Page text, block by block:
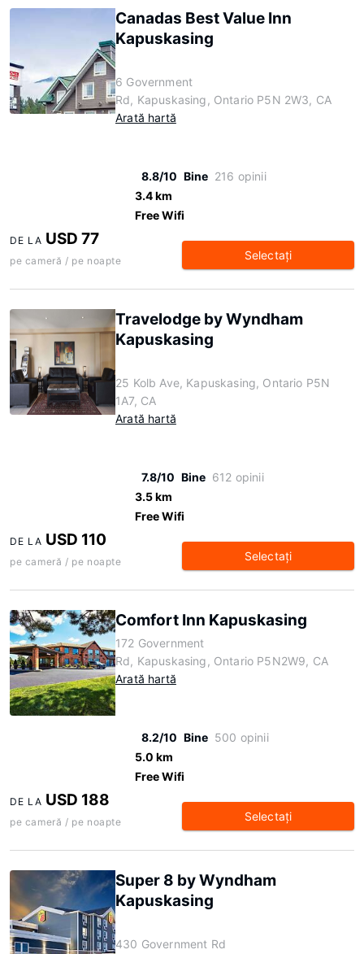
Canadas Best Value Inn
Kapuskasing
6 Government
Rd, Kapuskasing, Ontario P5N 2W3, CA
Arată hartă
8.8/10 Bine 216 opinii
3.4 km
Free Wifi
DE LA USD 77
pe cameră / pe noapte Selectaţi
Travelodge by Wyndham
Kapuskasing
25 Kolb Ave, Kapuskasing, Ontario P5N
1A7, CA
Arată hartă
7.8/10 Bine 612 opinii
3.5 km
Free Wifi
DE LA USD 110
pe cameră / pe noapte Selectaţi
Comfort Inn Kapuskasing
172 Government
Rd, Kapuskasing, Ontario P5N2W9, CA
Arată hartă
8.2/10 Bine 500 opinii
5.0 km
Free Wifi
DE LA USD 188
pe cameră / pe noapte Selectaţi
Super 8 by Wyndham
Kapuskasing
430 Government Rd